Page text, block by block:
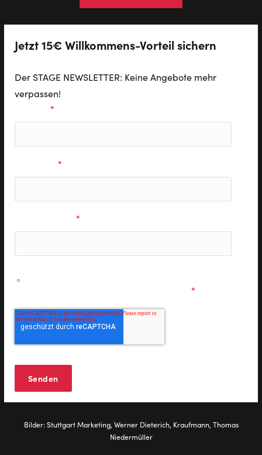
Jetzt 15€ Willkommens-Vorteil sichern
Der STAGE NEWSLETTER: Keine Angebote mehr
verpassen!
*
*
*
*
Bilder: Stuttgart Marketing, Werner Dieterich, Kraufmann, Thomas
Niedermüller